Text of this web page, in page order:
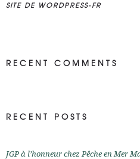
SITE DE WORDPRESS-FR
RECENT COMMENTS
RECENT POSTS
JGP à l’honneur chez Pêche en Mer